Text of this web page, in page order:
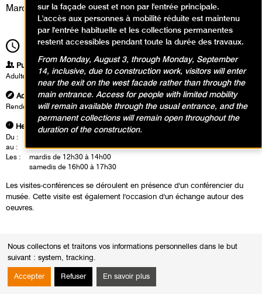
Nous collectons et traitons vos informations personnelles dans le but
suivant : system, tracking.
Accepter Refuser En savoir plus
Mardi 22 octobre 2024
12h30Durée1h30
Publics
Adultes
Adresse
Rendez vous à l'accueil groupe dans le hall du musée
Heures
Du :
au :
Dimanche 16 février 2025
Les :
mardis de 12h30 à 14h00
samedis de 16h00 à 17h30
Les visites-conférences se déroulent en présence d'un conférencier du
musée. Cette visite est également l'occasion d'un échange autour des
oeuvres.
Calendrier des événements
sur la façade ouest et non par l'entrée principale.
L'accès aux personnes à mobilité réduite est maintenu
par l'entrée habituelle et les collections permanentes
restent accessibles pendant toute la durée des travaux.
From Monday, August 3, through Monday, September
14, inclusive, due to construction work, visitors will enter
near the exit on the west facade rather than through the
main entrance. Access for people with limited mobility
will remain available through the usual entrance, and the
permanent collections will remain open throughout the
duration of the construction.